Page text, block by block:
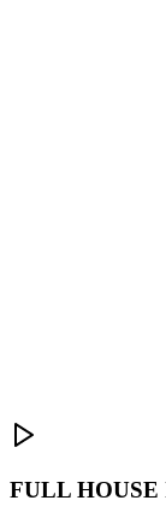
FULL HOUSE